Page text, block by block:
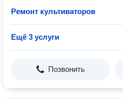
Ремонт культиваторов
Ещё 3 услуги
Позвонить